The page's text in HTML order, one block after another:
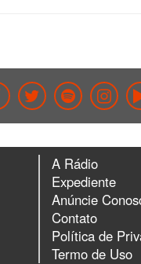
A Rádio
Expediente
Anúncie
Contato
Política de
Termo de Uso